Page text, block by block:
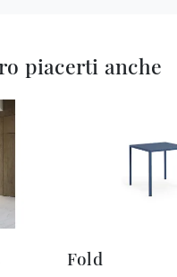
piacerti anche
Fold